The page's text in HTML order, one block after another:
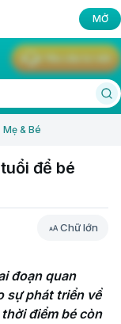
MỞ
Mẹ & Bé
để bé
Chữ lớn
đoạn quan
sự phát triển về
điểm bé còn